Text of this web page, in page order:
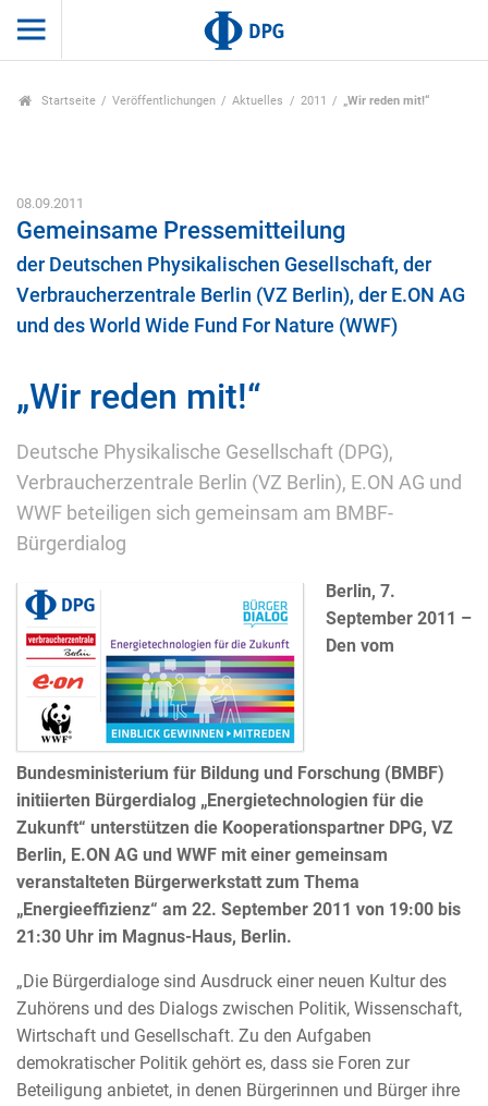
Startseite Veröffentlichungen Aktuelles 2011 „Wir reden mit!“
08.09.2011
Gemeinsame Pressemitteilung
der Deutschen Physikalischen Gesellschaft, der
Verbraucherzentrale Berlin (VZ Berlin), der E.ON AG
und des World Wide Fund For Nature (WWF)
„Wir reden mit!“
Deutsche Physikalische Gesellschaft (DPG),
Verbraucherzentrale Berlin (VZ Berlin), E.ON AG und
WWF beteiligen sich gemeinsam am BMBF-
Bürgerdialog
Berlin, 7.
September 2011 –
Den vom
Bundesministerium für Bildung und Forschung (BMBF)
initiierten Bürgerdialog „Energietechnologien für die
Zukunft“ unterstützen die Kooperationspartner DPG, VZ
Berlin, E.ON AG und WWF mit einer gemeinsam
veranstalteten Bürgerwerkstatt zum Thema
„Energieeffizienz“ am 22. September 2011 von 19:00 bis
21:30 Uhr im Magnus-Haus, Berlin.
„Die Bürgerdialoge sind Ausdruck einer neuen Kultur des
Zuhörens und des Dialogs zwischen Politik, Wissenschaft,
Wirtschaft und Gesellschaft. Zu den Aufgaben
demokratischer Politik gehört es, dass sie Foren zur
Beteiligung anbietet, in denen Bürgerinnen und Bürger ihre